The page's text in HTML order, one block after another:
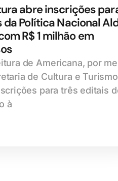
abre inscrições
da Política Nacional
R$ 1 milhão em
de Americana, por
de Cultura e
para três editais
à